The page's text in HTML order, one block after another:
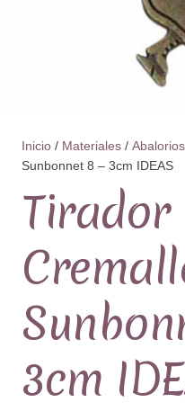
Inicio / Materiales / Abalorios
Sunbonnet 8 – 3cm IDEAS
Tirador
3cm